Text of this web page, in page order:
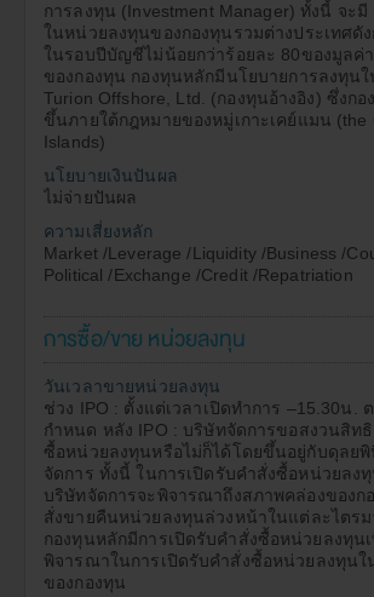
สิทธิประโยชน์ทางภาษีที่เคยได้รับภ
เวลา มิฉะนั้นจะต้องชำระเงินเพิ่ม แ
ตามประมวลรัษฎากรด้วย ดังนั้น ผู้
เงื่อนไขการลงทุนในกองทุนรวมเพื่อ
กองทุนรวมหุ้นระยะยาวให้เข้าใจ ร
รายละเอียดเพิ่มเติมและขอรับคู่มือ
หน่วยลงทุนไปขอยกเว้นภาษีเงินได้
หุ้นระยะยาวที่ออกโดยบริษัทจัดการ
การยื่นแบบ ภงด. 90 หรือ ภงด. 91
ผลการดำเนินงานในอนาคต
ใจลงทุน
14. การวัดผลการดำเนินงานของกองทุนบนเ
ขึ้นตามมาตรฐานการวัดผลการดำเนินงา
รวมของสมาคมบริษัทจัดการลงทุน
15. บริษัทขอสงวนสิทธิ์ในการแก้ไข ปรับปรุง
ข้อมูลใดๆ ในเว็บไซต์นี้ได้โดยไม่จำเป็นต้
แต่อย่างใด
16. บริษัทและผู้บริหาร รวมถึงพนักงานเจ้าหน้
การลงทุน (Investment Manager) ทั้งนี้ จะมี
ในหน่วยลงทุนของกองทุนรวมต่างประเทศดั
ในรอบปีบัญชีไม่น้อยกว่าร้อยละ 80ของมูลค่
ของกองทุน กองทุนหลักมีนโยบายการลงทุนใ
Turion Offshore, Ltd. (กองทุนอ้างอิง) ซึ่งกอ
ขึ้นภายใต้กฎหมายของหมู่เกาะเคย์แมน (the
Islands)
นโยบายเงินปันผล
ไม่จ่ายปันผล
ความเสี่ยงหลัก
Market /Leverage /Liquidity /Business /
Political /Exchange /Credit /Repatriation
การซื้อ/ขาย หน่วยลงทุน
วันเวลาขายหน่วยลงทุน
ช่วง IPO : ตั้งแต่เวลาเปิดทำการ –15.30น.
กำหนด หลัง IPO : บริษัทจัดการขอสงวนสิท
ซื้อหน่วยลงทุนหรือไม่ก็ได้โดยขึ้นอยู่กับดุลย
จัดการ ทั้งนี้ ในการเปิดรับคำสั่งซื้อหน่วยลง
บริษัทจัดการจะพิจารณาถึงสภาพคล่องของก
สั่งขายคืนหน่วยลงทุนล่วงหน้าในแต่ละไตร
กองทุนหลักมีการเปิดรับคำสั่งซื้อหน่วยลงทุน
พิจารณาในการเปิดรับคำสั่งซื้อหน่วยลงทุนใ
ของกองทุน